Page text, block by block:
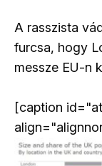
A rasszista
furcsa, hogy
messze EU-n
[caption